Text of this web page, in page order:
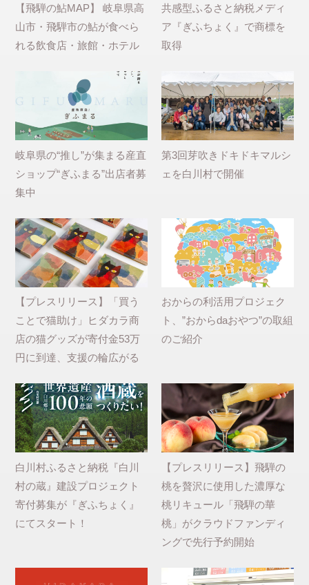
【飛騨の鮎MAP】 岐阜県高
山市・飛騨市の鮎が食べら
れる飲食店・旅館・ホテル
共感型ふるさと納税メディ
ア『ぎふちょく』で商標を
取得
岐阜県の“推し”が集まる産直
ショップ“ぎふまる”出店者募
集中
第3回芽吹きドキドキマルシ
ェを白川村で開催
【プレスリリース】「買う
ことで猫助け」ヒダカラ商
店の猫グッズが寄付金53万
円に到達、支援の輪広がる
おからの利活用プロジェク
ト、”おからdaおやつ”の取組
のご紹介
白川村ふるさと納税『白川
村の蔵』建設プロジェクト
寄付募集が『ぎふちょく』
にてスタート！
【プレスリリース】飛騨の
桃を贅沢に使用した濃厚な
桃リキュール「飛騨の華
桃」がクラウドファンディ
ングで先行予約開始